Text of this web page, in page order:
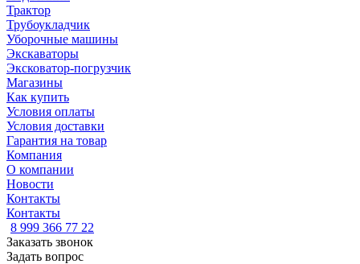
Трактор
Трубоукладчик
Уборочные машины
Экскаваторы
Эксковатор-погрузчик
Магазины
Как купить
Условия оплаты
Условия доставки
Гарантия на товар
Компания
О компании
Новости
Контакты
Контакты
8 999 366 77 22
Заказать звонок
Задать вопрос